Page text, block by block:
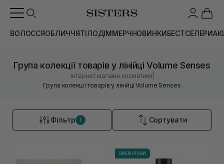
ВОЛОССЯОБЛИЧЧЯТІЛОДІММЕРЧНОВИНКИБЕСТСЕЛЕРИ
Група колекції товарів у лінійці Volume Senses
Інтернет магазин косметики
Група колекції товарів у лінійці Volume Senses
Фільтр 1 Сортувати
ВИБІР ІЛОНИ